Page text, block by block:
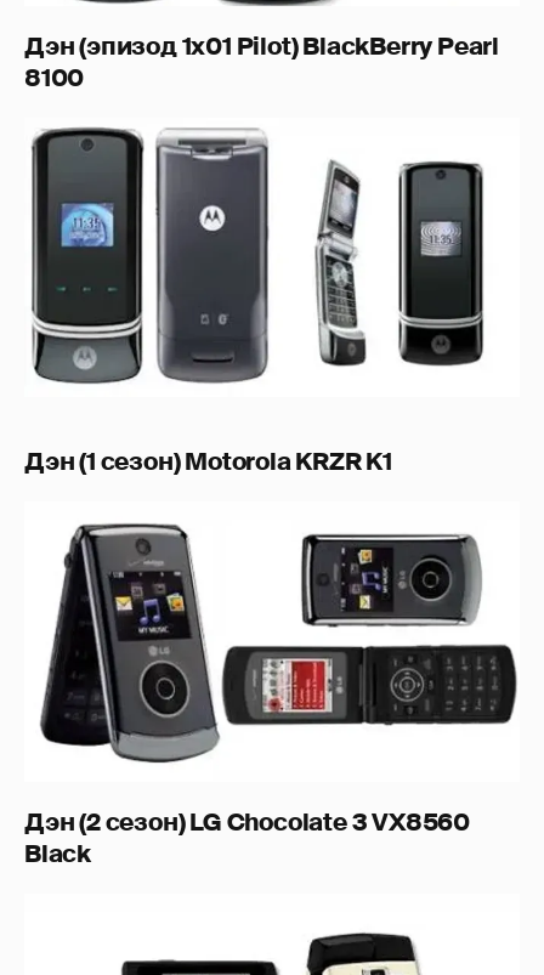
Дэн (эпизод 1x01 Pilot) BlackBerry Pearl
8100
Дэн (1 сезон) Motorola KRZR K1
Дэн (2 сезон) LG Chocolate 3 VX8560
Black